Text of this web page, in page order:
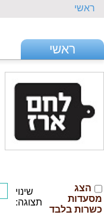
ראשי
ראשי
הצג
מסעדות
כשרות בלבד
שינוי
תצוגה: